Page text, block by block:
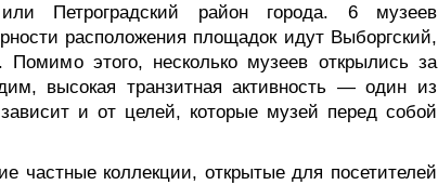
Петроградский район города. 6 музеев
расположения площадок идут Выборгский,
этого, несколько музеев открылись за
высокая транзитная активность — один из
и от целей, которые музей перед собой
частные коллекции, открытые для посетителей